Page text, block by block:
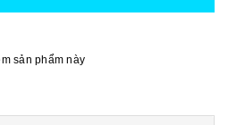
sản phẩm này